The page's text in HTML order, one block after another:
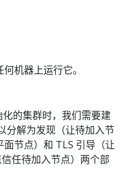
机器上运行它。
的集群时，我们需要建
分解为发现（让待加入节
节点）和 TLS 引导（让
任待加入节点）两个部